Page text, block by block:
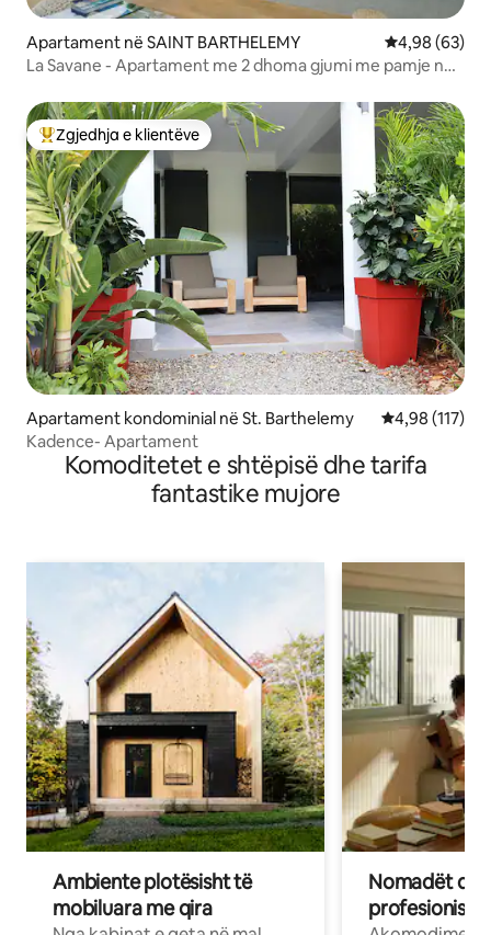
Apartament në SAINT BARTHELEMY Vlerësimi
4,98 (63)
La Savane - Apartament me 2 dhoma gjumi me pamje nga
Më të mirat e zgjedhjeve të klientëve
Zgjedhja e klientëve
Apartament kondominial në St. Barthelemy Vlerësimi
4,98 (117)
Kadence- Apartament
Komoditetet e shtëpisë dhe tarifa
fantastike mujore
Ambiente plotësisht të
mobiluara me qira
Nomadët